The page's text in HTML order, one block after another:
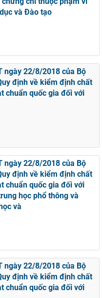
và Đào tạo
ngày 22/8/2018 của Bộ
định về kiểm định chất
chuẩn quốc gia đối với
ngày 22/8/2018 của Bộ
định về kiểm định chất
chuẩn quốc gia đối với
học phổ thông và
và
ngày 22/8/2018 của Bộ
định về kiểm định chất
chuẩn quốc gia đối với